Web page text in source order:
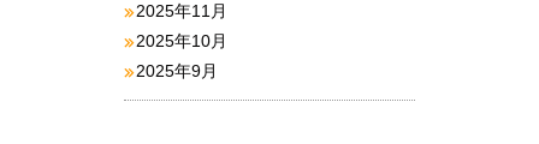
2025年11月
2025年10月
2025年9月